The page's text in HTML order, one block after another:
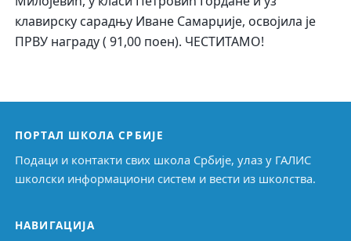
клавирску сарадњу Иване Самарџије, освојила је
ПРВУ награду ( 91,00 поен). ЧЕСТИТАМО!
ПОРТАЛ ШКОЛА СРБИЈЕ
Подаци и контакти свих школа Србије, улаз у ГАЛИС
школски информациони систем и вести из школства.
НАВИГАЦИЈА